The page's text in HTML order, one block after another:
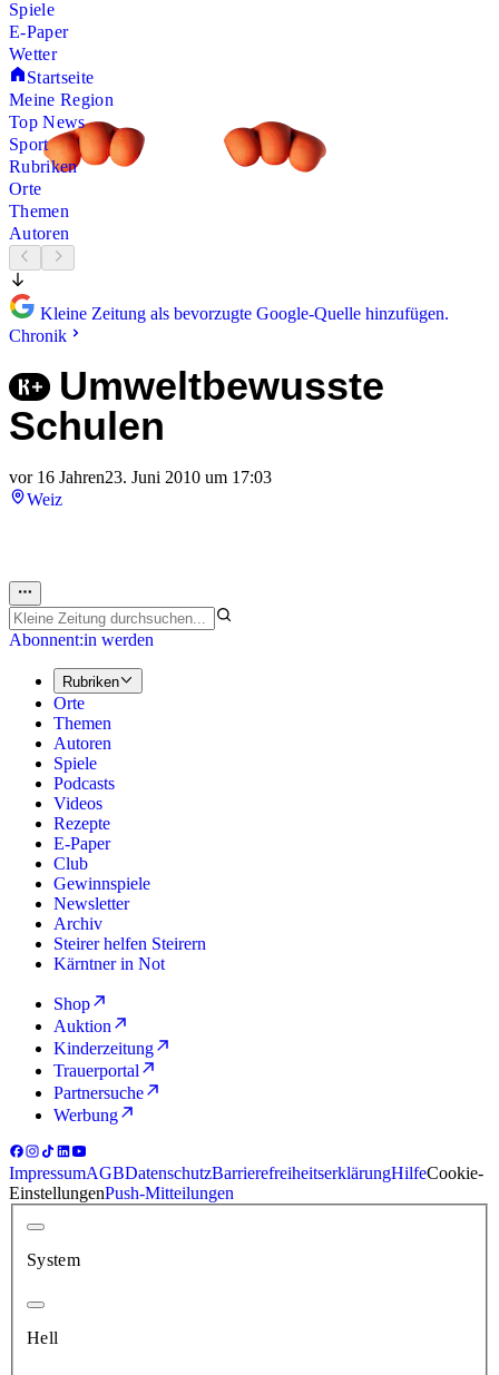
Spiele
E-Paper
Wetter
Startseite
Meine Region
Top News
Sport
Rubriken
Orte
Themen
Autoren
Kleine Zeitung als bevorzugte Google-Quelle hinzufügen.
Chronik
Umweltbewusste
Schulen
vor 16 Jahren23. Juni 2010 um 17:03
Weiz
Abonnent:in werden
Rubriken
Orte
Themen
Autoren
Spiele
Podcasts
Videos
Rezepte
E-Paper
Club
Gewinnspiele
Newsletter
Archiv
Steirer helfen Steirern
Kärntner in Not
Shop
Auktion
Kinderzeitung
Trauerportal
Partnersuche
Werbung
ImpressumAGBDatenschutzBarrierefreiheitserklärungHilfeCookie-
EinstellungenPush-Mitteilungen
System
Hell